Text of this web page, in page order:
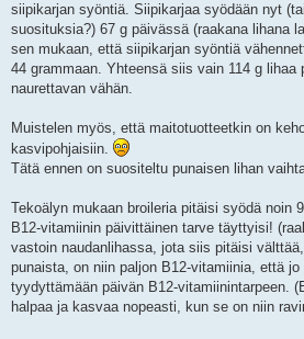
siipikarjan syöntiä. Siipikarjaa syödään nyt
suosituksia?) 67 g päivässä (raakana lihana
sen mukaan, että siipikarjan syöntiä
44 grammaan. Yhteensä siis vain 114 g lihaa
naurettavan vähän.
Muistelen myös, että maitotuotteetkin on
kasvipohjaisiin.
Tätä ennen on suositeltu punaisen lihan
Tekoälyn mukaan broileria pitäisi syödä noin
B12-vitamiinin päivittäinen tarve täyttyisi!
vastoin naudanlihassa, jota siis pitäisi
punaista, on niin paljon B12-vitamiinia, että
tyydyttämään päivän B12-vitamiinintarpeen.
halpaa ja kasvaa nopeasti, kun se on niin